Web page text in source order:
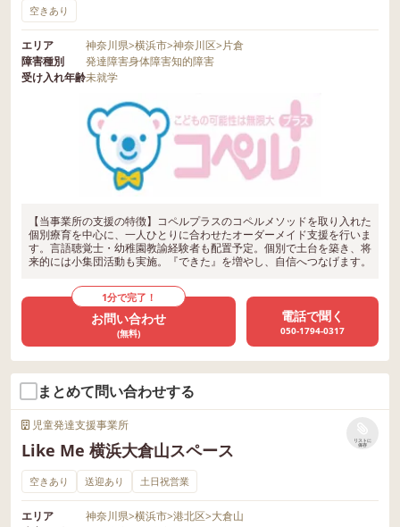
空きあり
エリア 神奈川県>横浜市>神奈川区>片倉
障害種別
発達障害身体障害知的障害
受け入れ年齢未就学
【当事業所の支援の特徴】コペルプラスのコペルメソッドを取り入れた
個別療育を中心に、一人ひとりに合わせたオーダーメイド支援を行いま
す。言語聴覚士・幼稚園教諭経験者も配置予定。個別で土台を築き、将
来的には小集団活動も実施。『できた』を増やし、自信へつなげます。
1分で完了！
お問い合わせ
(無料)
電話で聞く
050-1794-0317
まとめて問い合わせする
児童発達支援事業所
Like Me 横浜大倉山スペース
リストに
保存
空きあり 送迎あり 土日祝営業
エリア 神奈川県>横浜市>港北区>大倉山